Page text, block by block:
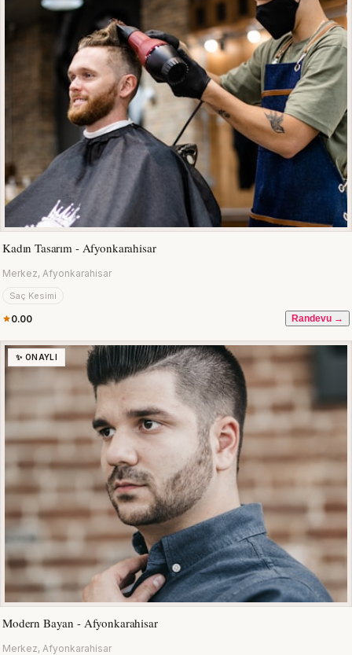
Kadın Tasarım - Afyonkarahisar
Merkez, Afyonkarahisar
Saç Kesimi
0.00 Randevu →
✨ ONAYLI
Modern Bayan - Afyonkarahisar
Merkez, Afyonkarahisar